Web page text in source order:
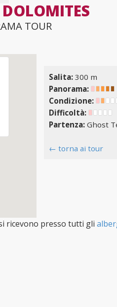
TOUR
Salita: 300 m
Panorama:
Condizione:
Difficoltà:
Partenza: Ghost
← torna ai tour
ricevono presso tutti gli